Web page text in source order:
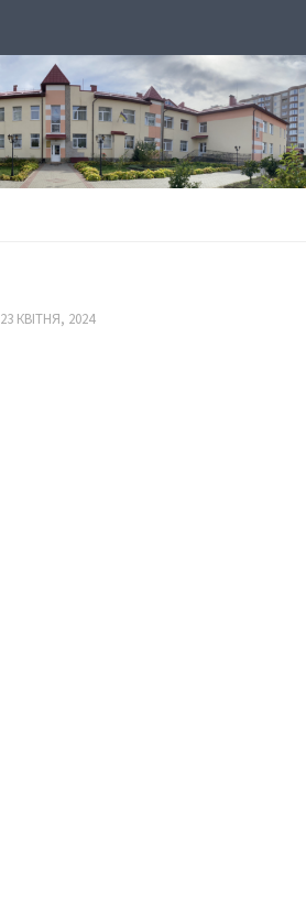
23 КВІТНЯ, 2024